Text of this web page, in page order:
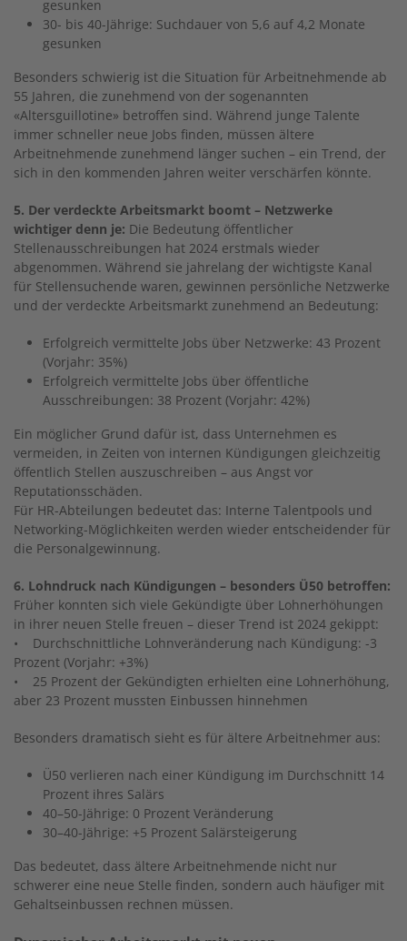
gesunken
30- bis 40-Jährige: Suchdauer von 5,6 auf 4,2 Monate
gesunken
Besonders schwierig ist die Situation für Arbeitnehmende ab
55 Jahren, die zunehmend von der sogenannten
«Altersguillotine» betroffen sind. Während junge Talente
immer schneller neue Jobs finden, müssen ältere
Arbeitnehmende zunehmend länger suchen – ein Trend, der
sich in den kommenden Jahren weiter verschärfen könnte.
5. Der verdeckte Arbeitsmarkt boomt – Netzwerke
wichtiger denn je: Die Bedeutung öffentlicher
Stellenausschreibungen hat 2024 erstmals wieder
abgenommen. Während sie jahrelang der wichtigste Kanal
für Stellensuchende waren, gewinnen persönliche Netzwerke
und der verdeckte Arbeitsmarkt zunehmend an Bedeutung:
Erfolgreich vermittelte Jobs über Netzwerke: 43 Prozent
(Vorjahr: 35%)
Erfolgreich vermittelte Jobs über öffentliche
Ausschreibungen: 38 Prozent (Vorjahr: 42%)
Ein möglicher Grund dafür ist, dass Unternehmen es
vermeiden, in Zeiten von internen Kündigungen gleichzeitig
öffentlich Stellen auszuschreiben – aus Angst vor
Reputationsschäden.
Für HR-Abteilungen bedeutet das: Interne Talentpools und
Networking-Möglichkeiten werden wieder entscheidender für
die Personalgewinnung.
6. Lohndruck nach Kündigungen – besonders Ü50 betroffen:
Früher konnten sich viele Gekündigte über Lohnerhöhungen
in ihrer neuen Stelle freuen – dieser Trend ist 2024 gekippt:
• Durchschnittliche Lohnveränderung nach Kündigung: -3
Prozent (Vorjahr: +3%)
• 25 Prozent der Gekündigten erhielten eine Lohnerhöhung,
aber 23 Prozent mussten Einbussen hinnehmen
Besonders dramatisch sieht es für ältere Arbeitnehmer aus:
Ü50 verlieren nach einer Kündigung im Durchschnitt 14
Prozent ihres Salärs
40–50-Jährige: 0 Prozent Veränderung
30–40-Jährige: +5 Prozent Salärsteigerung
Das bedeutet, dass ältere Arbeitnehmende nicht nur
schwerer eine neue Stelle finden, sondern auch häufiger mit
Gehaltseinbussen rechnen müssen.